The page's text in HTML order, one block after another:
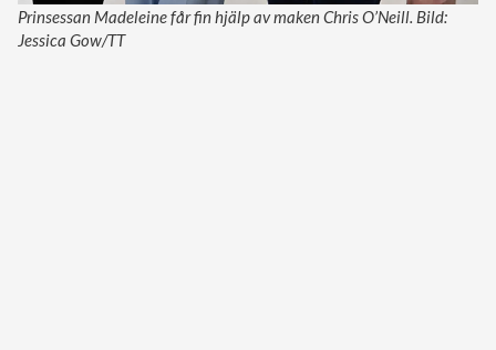
Prinsessan Madeleine får fin hjälp av maken Chris O’Neill. Bild:
Jessica Gow/TT